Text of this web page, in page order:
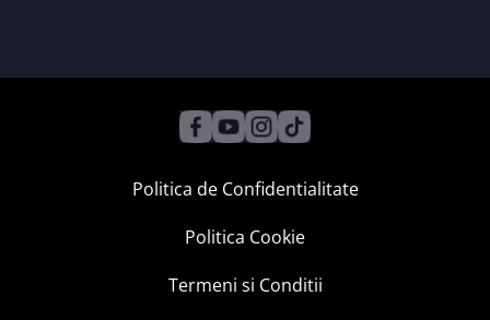
Politica de Confidentialitate
Politica Cookie
Termeni si Conditii